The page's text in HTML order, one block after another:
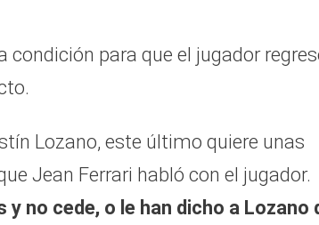
condición para que el jugador
Lozano, este último quiere unas
Jean Ferrari habló con el jugador.
y no cede, o le han dicho a Lozano